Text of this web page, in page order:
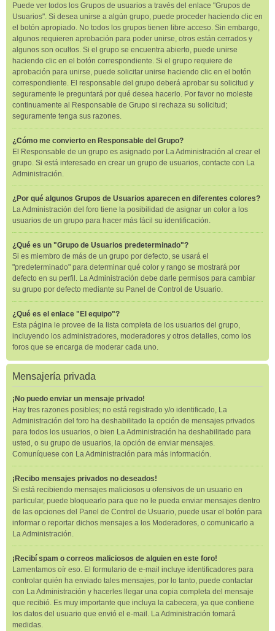
Puede ver todos los Grupos de usuarios a través del enlace "Grupos de
Usuarios". Si desea unirse a algún grupo, puede proceder haciendo clic en
el botón apropiado. No todos los grupos tienen libre acceso. Sin embargo,
algunos requieren aprobación para poder unirse, otros están cerrados y
algunos son ocultos. Si el grupo se encuentra abierto, puede unirse
haciendo clic en el botón correspondiente. Si el grupo requiere de
aprobación para unirse, puede solicitar unirse haciendo clic en el botón
correspondiente. El responsable del grupo deberá aprobar su solicitud y
seguramente le preguntará por qué desea hacerlo. Por favor no moleste
continuamente al Responsable de Grupo si rechaza su solicitud;
seguramente tenga sus razones.
¿Cómo me convierto en Responsable del Grupo?
El Responsable de un grupo es asignado por La Administración al crear el
grupo. Si está interesado en crear un grupo de usuarios, contacte con La
Administración.
¿Por qué algunos Grupos de Usuarios aparecen en diferentes colores?
La Administración del foro tiene la posibilidad de asignar un color a los
usuarios de un grupo para hacer más fácil su identificación.
¿Qué es un "Grupo de Usuarios predeterminado"?
Si es miembro de más de un grupo por defecto, se usará el
"predeterminado" para determinar qué color y rango se mostrará por
defecto en su perfil. La Administración debe darle permisos para cambiar
su grupo por defecto mediante su Panel de Control de Usuario.
¿Qué es el enlace "El equipo"?
Esta página le provee de la lista completa de los usuarios del grupo,
incluyendo los administradores, moderadores y otros detalles, como los
foros que se encarga de moderar cada uno.
Mensajería privada
¡No puedo enviar un mensaje privado!
Hay tres razones posibles; no está registrado y/o identificado, La
Administración del foro ha deshabilitado la opción de mensajes privados
para todos los usuarios, o bien La Administración ha deshabilitado para
usted, o su grupo de usuarios, la opción de enviar mensajes.
Comuníquese con La Administración para más información.
¡Recibo mensajes privados no deseados!
Si está recibiendo mensajes maliciosos u ofensivos de un usuario en
particular, puede bloquearlo para que no le pueda enviar mensajes dentro
de las opciones del Panel de Control de Usuario, puede usar el botón para
informar o reportar dichos mensajes a los Moderadores, o comunicarlo a
La Administración.
¡Recibí spam o correos maliciosos de alguien en este foro!
Lamentamos oír eso. El formulario de e-mail incluye identificadores para
controlar quién ha enviado tales mensajes, por lo tanto, puede contactar
con La Administración y hacerles llegar una copia completa del mensaje
que recibió. Es muy importante que incluya la cabecera, ya que contiene
los datos del usuario que envió el e-mail. La Administración tomará
medidas.